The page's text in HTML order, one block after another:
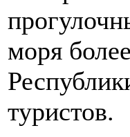
моря
туристов.